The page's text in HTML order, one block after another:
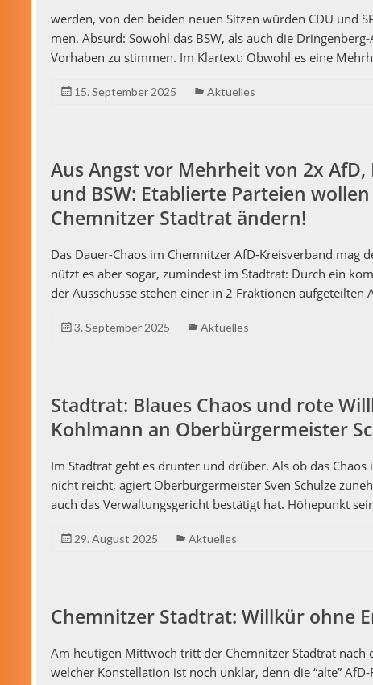
wer­den, von den bei­den neuen Sitzen wür­den CDU und
men. Absurd: Sowohl das BSW, als auch die
Vorhaben zu stim­men. Im Klar­text: Obwohl es eine
15. September 2025 Aktuelles
Aus Angst vor Mehrheit von 2x AfD,
und BSW: Etablierte Parteien
Chemnitzer Stadtrat ändern!
Das Dauer-Chaos im Chem­nitzer AfD-Kreisver­band mag
nützt es aber sog­ar, zumin­d­est im Stad­trat: Durch ein
der Auss­chüsse ste­hen ein­er in 2 Frak­tio­nen aufgeteil­ten
3. September 2025 Aktuelles
Stadtrat: Blaues Chaos und rote
Kohlmann an Oberbürgermeister
Im Stad­trat geht es drunter und drüber. Als ob das
nicht reicht, agiert Ober­bürg­er­meis­ter Sven Schulze
auch das Ver­wal­tungs­gericht bestätigt hat. Höhep­unkt
29. August 2025 Aktuelles
Chemnitzer Stadtrat: Willkür ohne
Am heuti­gen Mittwoch tritt der Chem­nitzer Stad­trat nach
welch­er Kon­stel­la­tion ist noch unklar, denn die “alte”